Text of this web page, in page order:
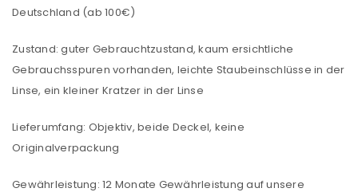
Deutschland (ab 100€)
Zustand: guter Gebrauchtzustand, kaum ersichtliche
Gebrauchsspuren vorhanden, leichte Staubeinschlüsse in der
Linse, ein kleiner Kratzer in der Linse
Lieferumfang: Objektiv, beide Deckel, keine
Originalverpackung
Gewährleistung: 12 Monate Gewährleistung auf unsere